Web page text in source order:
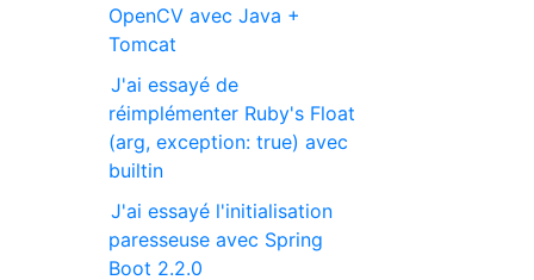
OpenCV avec Java +
Tomcat
J'ai essayé de
réimplémenter Ruby's Float
(arg, exception: true) avec
builtin
J'ai essayé l'initialisation
paresseuse avec Spring
Boot 2.2.0